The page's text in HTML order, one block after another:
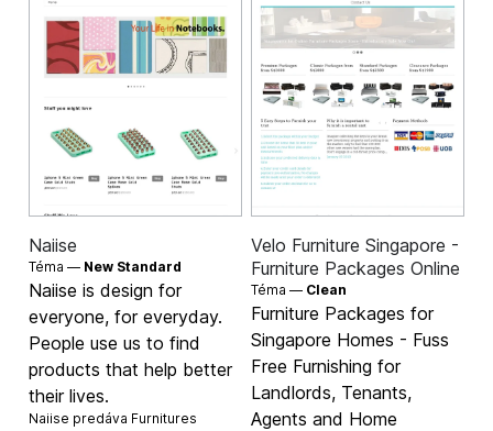
Naiise
Téma — New Standard
Naiise is design for
everyone, for everyday.
People use us to find
products that help better
their lives.
Naiise predáva Furnitures
Velo Furniture Singapore -
Furniture Packages Online
Téma — Clean
Furniture Packages for
Singapore Homes - Fuss
Free Furnishing for
Landlords, Tenants,
Agents and Home